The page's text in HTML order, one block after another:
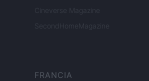
Cineverse Magazine
SecondHomeMagazine
FRANCIA